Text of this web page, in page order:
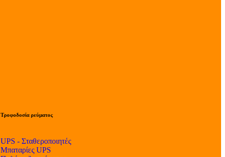
Τροφοδοσία ρεύματος
UPS - Σταθεροποιητές
Μπαταρίες UPS